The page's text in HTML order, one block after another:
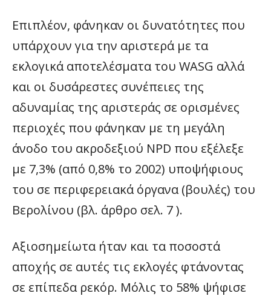
Επιπλέον, φάνηκαν οι δυνατότητες που
υπάρχουν για την αριστερά με τα
εκλογικά αποτελέσματα του WASG αλλά
και οι δυσάρεστες συνέπειες της
αδυναμίας της αριστεράς σε ορισμένες
περιοχές που φάνηκαν με τη μεγάλη
άνοδο του ακροδεξιού NPD που εξέλεξε
με 7,3% (από 0,8% το 2002) υποψήφιους
του σε περιφερειακά όργανα (βουλές) του
Βερολίνου (βλ. άρθρο σελ. 7 ).
Αξιοσημείωτα ήταν και τα ποσοστά
αποχής σε αυτές τις εκλογές φτάνοντας
σε επίπεδα ρεκόρ. Μόλις το 58% ψήφισε